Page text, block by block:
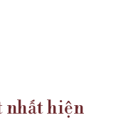
nhất hiện